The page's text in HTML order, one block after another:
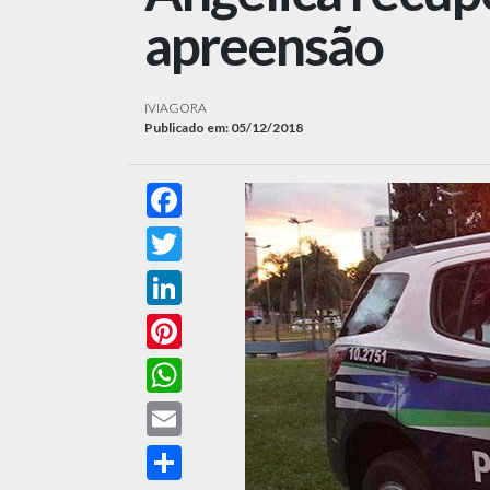
apreensão
IVIAGORA
Publicado em: 05/12/2018
Facebook
LinkedIn
Pinterest
WhatsApp
Compartilhar